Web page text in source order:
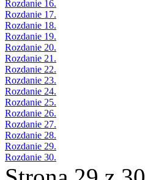
Rozdanie 16.
Rozdanie 17.
Rozdanie 18.
Rozdanie 19.
Rozdanie 20.
Rozdanie 21.
Rozdanie 22.
Rozdanie 23.
Rozdanie 24.
Rozdanie 25.
Rozdanie 26.
Rozdanie 27.
Rozdanie 28.
Rozdanie 29.
Rozdanie 30.